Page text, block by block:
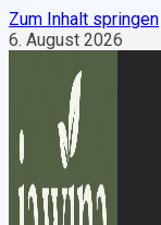
Zum Inhalt springen
6. August 2026